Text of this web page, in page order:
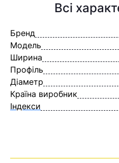
Всі
Бренд
Модель
Ширина
Профіль
Діаметр
Країна виробник
Індекси